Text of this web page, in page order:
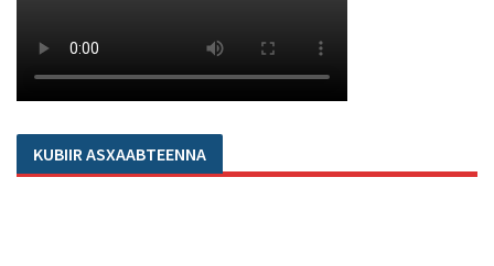
KUBIIR ASXAABTEENNA